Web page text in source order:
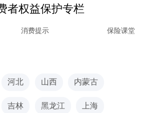
者权益保护专栏
消费提示 保险课堂
河北 山西 内蒙古
吉林 黑龙江 上海